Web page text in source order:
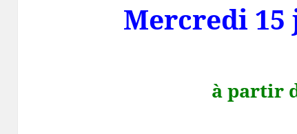
Mercredi 15
à partir